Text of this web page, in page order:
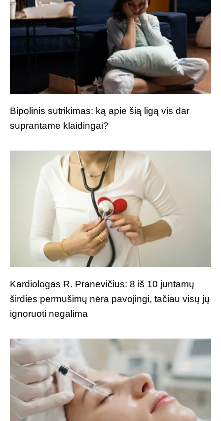
Bipolinis sutrikimas: ką apie šią ligą vis dar
suprantame klaidingai?
Kardiologas R. Pranevičius: 8 iš 10 juntamų
širdies permušimų nėra pavojingi, tačiau visų jų
ignoruoti negalima